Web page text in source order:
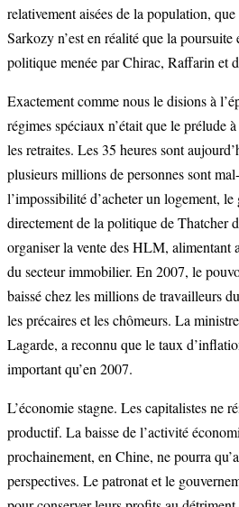
relativement aisées de la population,
Sarkozy n’est en réalité que la poursuite
politique menée par Chirac, Raffarin et
Exactement comme nous le disions à
régimes spéciaux n’était que le prélude
les retraites. Les 35 heures sont
plusieurs millions de personnes sont
l’impossibilité d’acheter un logement, le
directement de la politique de Thatcher
organiser la vente des HLM, alimentant
du secteur immobilier. En 2007, le
baissé chez les millions de travailleurs
les précaires et les chômeurs. La
Lagarde, a reconnu que le taux
important qu’en 2007.
L’économie stagne. Les capitalistes ne
productif. La baisse de l’activité
prochainement, en Chine, ne pourra
perspectives. Le patronat et le